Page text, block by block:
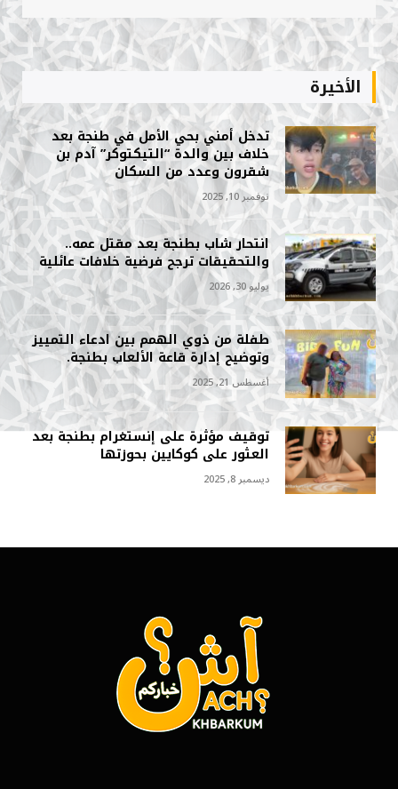
الأخيرة
تدخل أمني بحي الأمل في طنجة بعد
خلاف بين والدة “التيكتوكر” آدم بن
شقرون وعدد من السكان
نوفمبر 10, 2025
انتحار شاب بطنجة بعد مقتل عمه..
والتحقيقات ترجح فرضية خلافات عائلية
يوليو 30, 2026
طفلة من ذوي الهمم بين ادعاء التمييز
وتوضيح إدارة قاعة الألعاب بطنجة.
أغسطس 21, 2025
توقيف مؤثرة على إنستغرام بطنجة بعد
العثور على كوكايين بحوزتها
ديسمبر 8, 2025